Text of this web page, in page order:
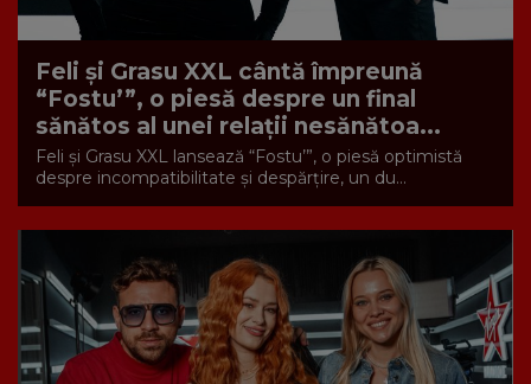
Feli și Grasu XXL cântă împreună
“Fostu’”, o piesă despre un final
sănătos al unei relații nesănătoa...
Feli și Grasu XXL lansează “Fostu’”, o piesă optimistă
despre incompatibilitate și despărțire, un du...